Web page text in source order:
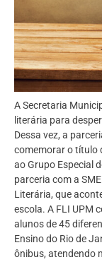
A Secretaria
literária para
Dessa vez, a
comemorar o título
ao Grupo Especial
parceria com a
Literária, que
escola. A FLI UPM
alunos de 45
Ensino do Rio de
ônibus, atendendo